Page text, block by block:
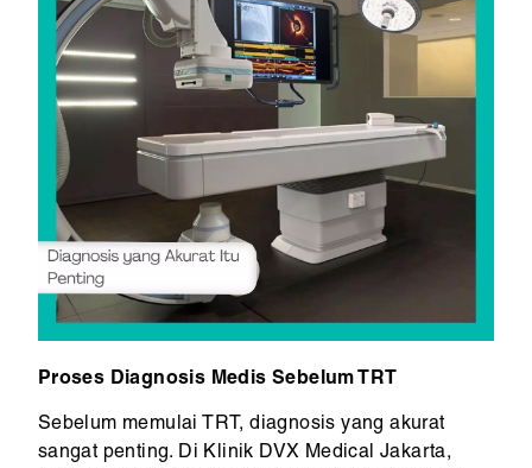
Proses Diagnosis Medis Sebelum TRT
Sebelum memulai TRT, diagnosis yang akurat
sangat penting. Di Klinik DVX Medical Jakarta,